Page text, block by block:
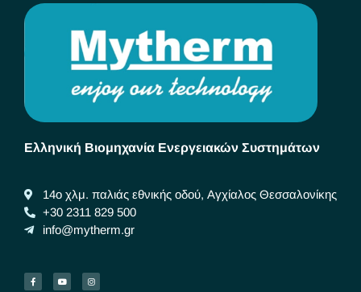
Ελληνική Βιομηχανία Ενεργειακών Συστημάτων
14ο χλμ. παλιάς εθνικής οδού, Αγχίαλος Θεσσαλονίκης
+30 2311 829 500
info@mytherm.gr